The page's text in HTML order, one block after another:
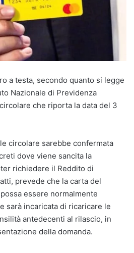
a testa, secondo quanto si legge
Nazionale di Previdenza
che riporta la data del 3
circolare sarebbe confermata
dove viene sancita la
richiedere il Reddito di
prevede che la carta del
essere normalmente
sarà incaricata di ricaricare le
antedecenti al rilascio, in
della domanda.